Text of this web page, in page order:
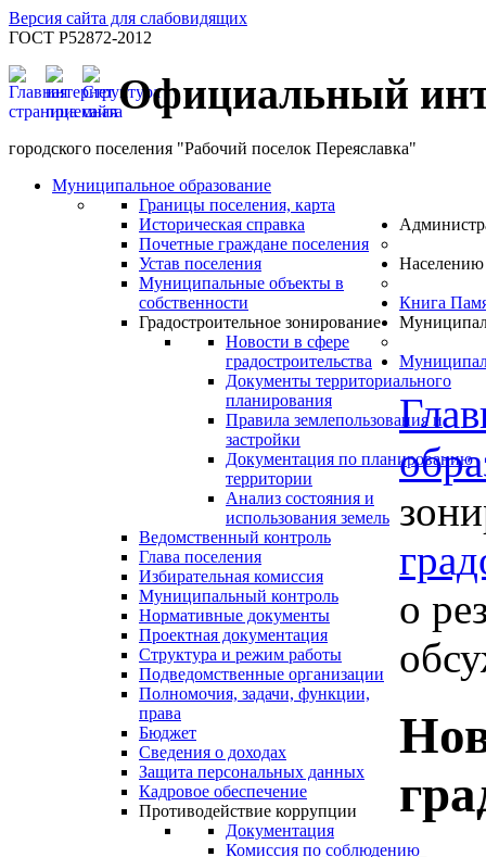
Версия сайта для слабовидящих
ГОСТ Р52872-2012
Официальный
городского поселения "Рабочий поселок Переяславка"
Муниципальное образование
Границы поселения, карта
Историческая справка
Почетные граждане поселения
Устав поселения
Муниципальные объекты в
собственности
Градостроительное зонирование
Новости в сфере
градостроительства
Документы территориального
планирования
Правила землепользования и
застройки
Документация по планированию
территории
Анализ состояния и
использования земель
Ведомственный контроль
Глава поселения
Избирательная комиссия
Муниципальный контроль
Нормативные документы
Проектная документация
Структура и режим работы
Подведомственные организации
Полномочия, задачи, функции,
права
Бюджет
Сведения о доходах
Защита персональных данных
Кадровое обеспечение
Противодействие коррупции
Документация
Комиссия по соблюдению
Населению
Книга
о